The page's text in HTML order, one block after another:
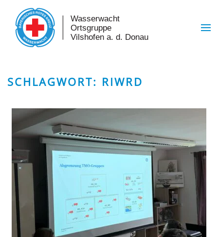
Skip to main content
SCHLAGWORT: RIWRD